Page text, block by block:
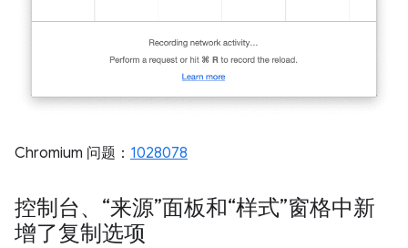
Chromium 问题： 1028078
控制台、“来源”面板和“样式”窗格中新
增了复制选项